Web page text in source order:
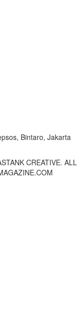
Bintaro, Jakarta
CREATIVE. ALL